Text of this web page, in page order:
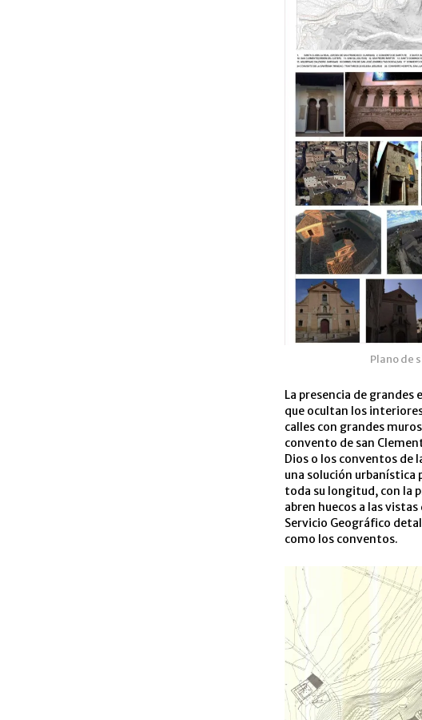
Plano de
La presencia de
que ocultan los
calles con grandes
convento de san
Dios o los conventos de
una solución urbanística
toda su longitud, con la
abren huecos a las
Servicio Geográfico
como los conventos.